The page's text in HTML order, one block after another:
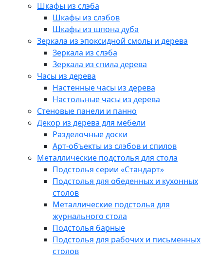
Шкафы из слэба
Шкафы из слэбов
Шкафы из шпона дуба
Зеркала из эпоксидной смолы и дерева
Зеркала из слэба
Зеркала из спила дерева
Часы из дерева
Настенные часы из дерева
Настольные часы из дерева
Стеновые панели и панно
Декор из дерева для мебели
Разделочные доски
Арт-объекты из слэбов и спилов
Металлические подстолья для стола
Подстолья серии «Стандарт»
Подстолья для обеденных и кухонных
столов
Металлические подстолья для
журнального стола
Подстолья барные
Подстолья для рабочих и письменных
столов